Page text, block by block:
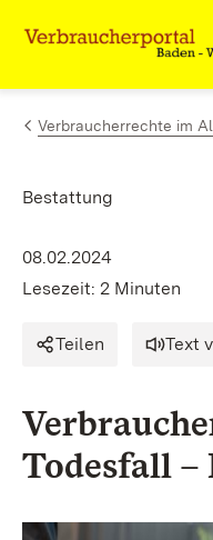
Zum Inhalt
Link zur Startseite
Verbraucherrechte im
Bestattung
08.02.2024
Lesezeit: 2 Minuten
Teilen Text
Todesfall